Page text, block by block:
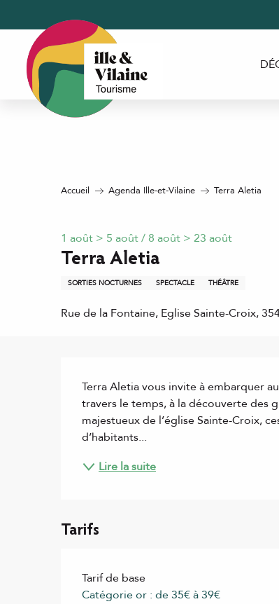
contenu
principal
Accueil Agenda Ille-et-Vilaine Terra Aletia
1 août > 5 août / 8 août > 23 août
Terra Aletia
SORTIES NOCTURNES SPECTACLE THÉÂTRE
Rue de la Fontaine, Eglise Sainte-Croix,
Terra Aletia vous invite à embarquer
travers le temps, à la découverte des
majestueux de l’église Sainte-Croix,
d’habitants...
Lire la suite
Tarifs
Tarif de base
Catégorie or : de 35€ à 39€